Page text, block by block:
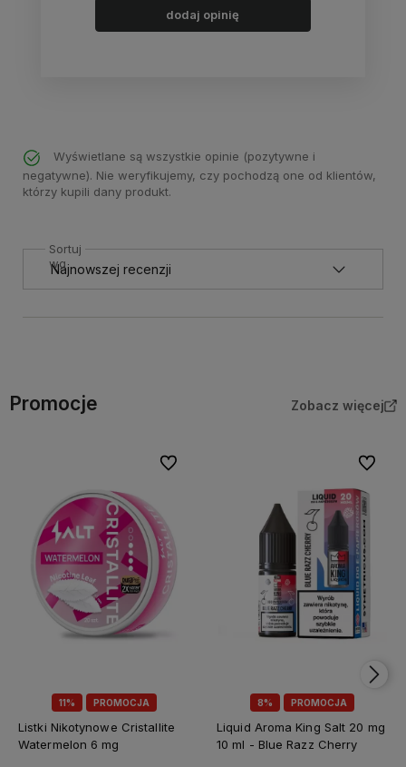
dodaj opinię
Wyświetlane są wszystkie opinie (pozytywne i
negatywne). Nie weryfikujemy, czy pochodzą one od klientów,
którzy kupili dany produkt.
Sortuj
wg
Promocje Zobacz więcej
11% PROMOCJA
Listki Nikotynowe Cristallite
Watermelon 6 mg
Do ulubionych
8% PROMOCJA
Liquid Aroma King Salt 20 mg
10 ml - Blue Razz Cherry
Do